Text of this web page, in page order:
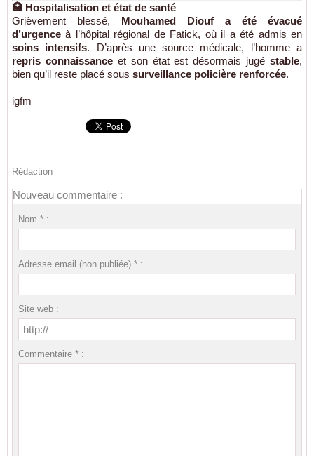
🏥 Hospitalisation et état de santé
Grièvement blessé, Mouhamed Diouf a été évacué
d’urgence à l’hôpital régional de Fatick, où il a été admis en
soins intensifs. D’après une source médicale, l’homme a
repris connaissanceet son état est désormais jugé stable,
bien qu’il reste placé sous surveillance policière renforcée.
igfm
Rédaction
Nouveau commentaire :
Nom * :
Adresse email (non publiée) * :
Site web :
Commentaire * :